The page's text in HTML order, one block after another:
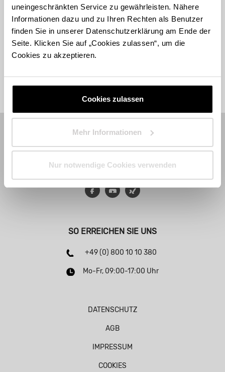
uneingeschränkten Service zu gewährleisten. Nähere
Informationen dazu und zu Ihren Rechten als Benutzer
finden Sie in unserer Datenschutzerklärung am Ende der
Seite. Klicken Sie auf „Cookies zulassen“, um die
Cookies zu akzeptieren.
Cookies zulassen
Mehr Informationen
Nur notwendige Cookies verwenden
Fashion
FacebookYouTubeXing
SO ERREICHEN SIE UNS
+49 (0) 800 10 10 380
Mo-Fr, 09:00-17:00 Uhr
DATENSCHUTZ
AGB
IMPRESSUM
COOKIES